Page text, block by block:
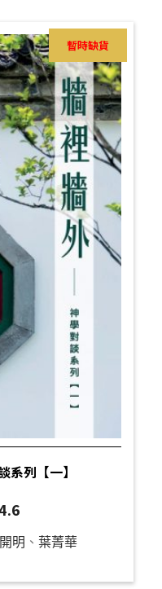
列【一】
暫時缺貨
明 、 葉菁華